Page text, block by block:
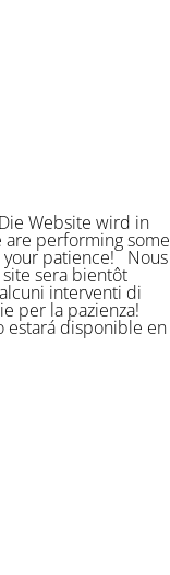
Website wird in
performing some
your patience! Nous
sera bientôt
interventi di
per la pazienza!
estará disponible en